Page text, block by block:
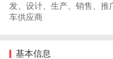
发、设计、生产、销售、
车供应商
基本信息